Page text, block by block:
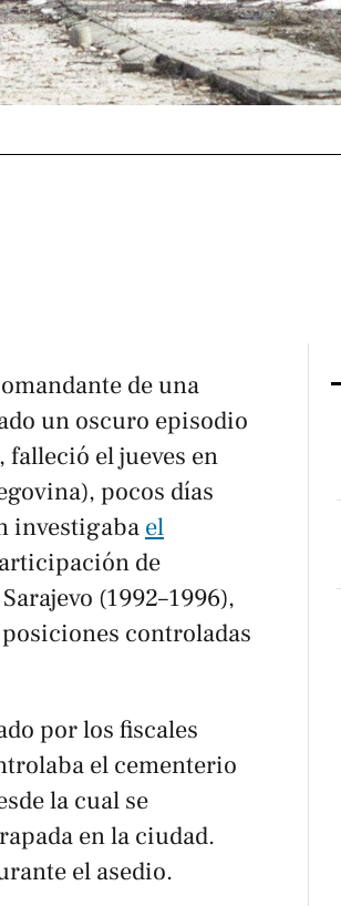
de una
un oscuro episodio
falleció el jueves en
pocos días
investigaba el
de
(1992–1996),
controladas
por los fiscales
el cementerio
la cual se
en la ciudad.
el asedio.